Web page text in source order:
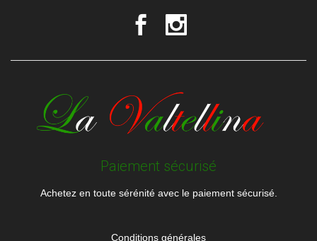
Paiement sécurisé
Achetez en toute sérénité avec le paiement sécurisé.
Conditions générales